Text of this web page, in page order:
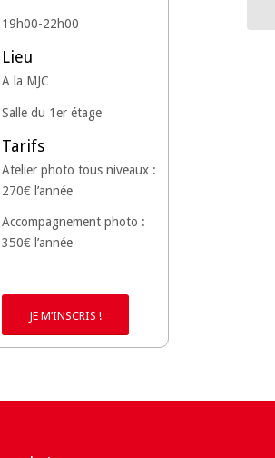
19h00-22h00
Lieu
A la MJC
Salle du 1er étage
Tarifs
Atelier photo tous niveaux :
270€ l’année
Accompagnement photo :
350€ l’année
JE M’INSCRIS !